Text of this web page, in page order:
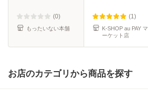
メント・ジャパン
[DVD]【メール
(0)
もったいない本舗
Chocolate Cherish
Tick-Tack Cherish
Magnetic -
(1)
K-SHOP au PAY マ
ーケット店
お店のカテゴリから商品を探す